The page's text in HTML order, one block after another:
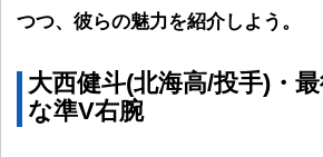
つつ、彼らの魅力を紹介しよう。
大西健斗(北海高/投手)・
な準V右腕